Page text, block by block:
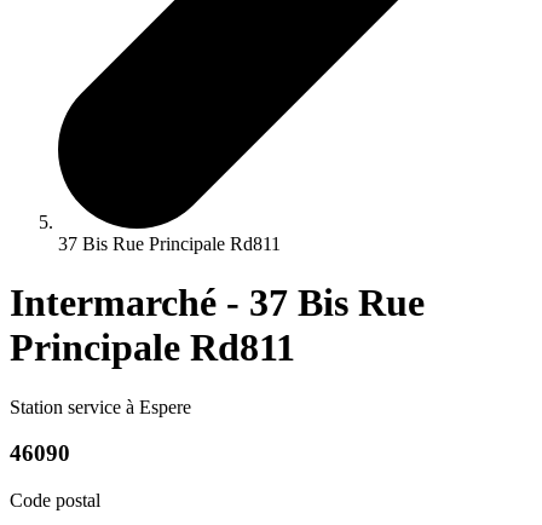
37 Bis Rue Principale Rd811
Intermarché - 37 Bis Rue
Principale Rd811
Station service à Espere
46090
Code postal